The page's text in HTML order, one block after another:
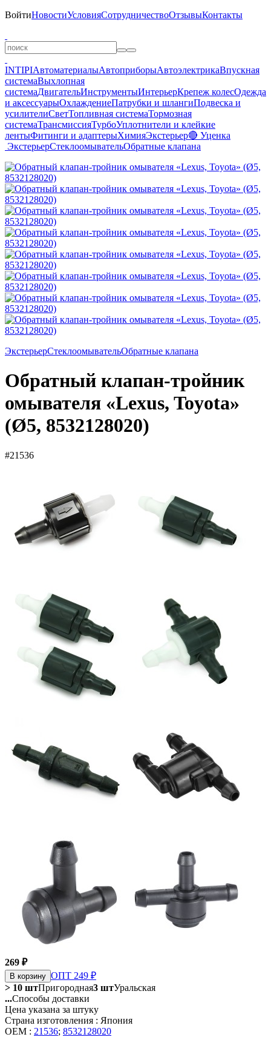
ВойтиНовостиУсловияСотрудничествоОтзывыКонтакты
INTIPIАвтоматериалыАвтоприборыАвтоэлектрикаВпускная
системаВыхлопная
системаДвигательИнструментыИнтерьерКрепеж колесОдежда
и аксессуарыОхлаждениеПатрубки и шлангиПодвеска и
усилителиСветТопливная системаТормозная
системаТрансмиссияТурбоУплотнители и клейкие
лентыФитинги и адаптерыХимияЭкстерьер🔴 Уценка
ЭкстерьерСтеклоомывательОбратные клапана
ЭкстерьерСтеклоомывательОбратные клапана
Обратный клапан-тройник
омывателя «Lexus, Toyota»
(Ø5, 8532128020)
#21536
269 ₽
В корзину ОПТ 249 ₽
> 10 штПригородная3 штУральская
...Способы доставки
Цена указана за штуку
Страна изготовления : Япония
OEM : 21536; 8532128020